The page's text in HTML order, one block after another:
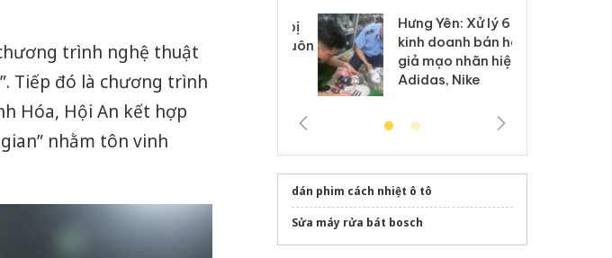
trình nghệ thuật
Tiếp đó là chương trình
Hóa, Hội An kết hợp
nhằm tôn vinh
hại trong vụ án buôn
bán bình sữa
Moyuum giả
Hưng Yên: Xử lý 6 hộ
kinh doanh bán hàng
giả mạo nhãn hiệu
Adidas, Nike
dán phim cách nhiệt ô tô
Sửa máy rửa bát bosch